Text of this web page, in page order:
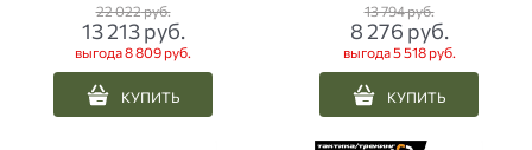
22 022 руб.
13 213 руб.
выгода8 809 руб.
КУПИТЬ
13 794 руб.
8 276 руб.
выгода5 518 руб.
КУПИТЬ